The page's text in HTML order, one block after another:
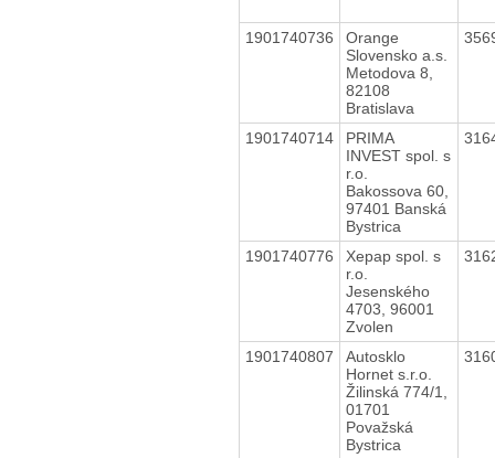
1901740736
Orange
Slovensko a.s.
Metodova 8,
82108
Bratislava
1901740714
PRIMA
INVEST spol. s
r.o.
Bakossova 60,
97401 Banská
Bystrica
1901740776
Xepap spol. s
r.o.
Jesenského
4703, 96001
Zvolen
1901740807
Autosklo
Hornet s.r.o.
Žilinská 774/1,
01701
Považská
Bystrica